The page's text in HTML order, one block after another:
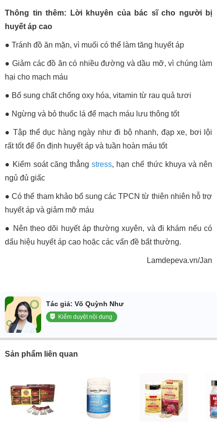
Thông tin thêm: Lời khuyên của bác sĩ cho người bị
huyết áp cao
● Tránh đồ ăn mặn, vì muối có thể làm tăng huyết áp
● Giảm các đồ ăn có nhiều đường và dầu mỡ, vì chúng làm
hại cho mạch máu
● Bổ sung chất chống oxy hóa, vitamin từ rau quả tươi
● Ngừng và bỏ thuốc lá để mạch máu lưu thông tốt
● Tập thể dục hàng ngày như đi bộ nhanh, đạp xe, bơi lội
rất tốt để ổn định huyết áp và tuần hoàn máu tốt
● Kiểm soát căng thẳngstress, hạn chế thức khuya và nên
ngủ đủ giấc
●Có thể tham khảo bổ sung các TPCN từ thiên nhiên hỗ trợ
huyết áp và giảm mỡ máu
● Nên theo dõi huyết áp thường xuyên, và đi khám nếu có
dấu hiệu huyết áp cao hoặc các vấn đề bất thường.
Lamdepeva.vn/Jan
Tác giả: Võ Quỳnh Như
Kiểm duyệt nội dung
Sản phẩm liên quan